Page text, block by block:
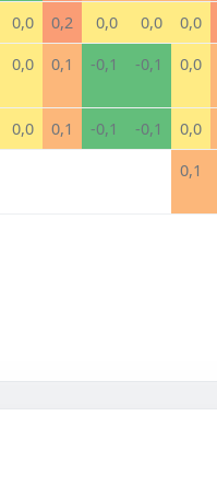
0,0 0,2 0,0 0,0 0,0
0,0 0,1 -0,1 -0,1 0,0
0,0 0,1 -0,1 -0,1 0,0
0,1